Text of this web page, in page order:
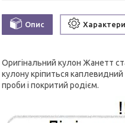
Опис
Оригінальний кулон Жанетт
кулону кріпиться каплевидний
проби і покритий родієм.